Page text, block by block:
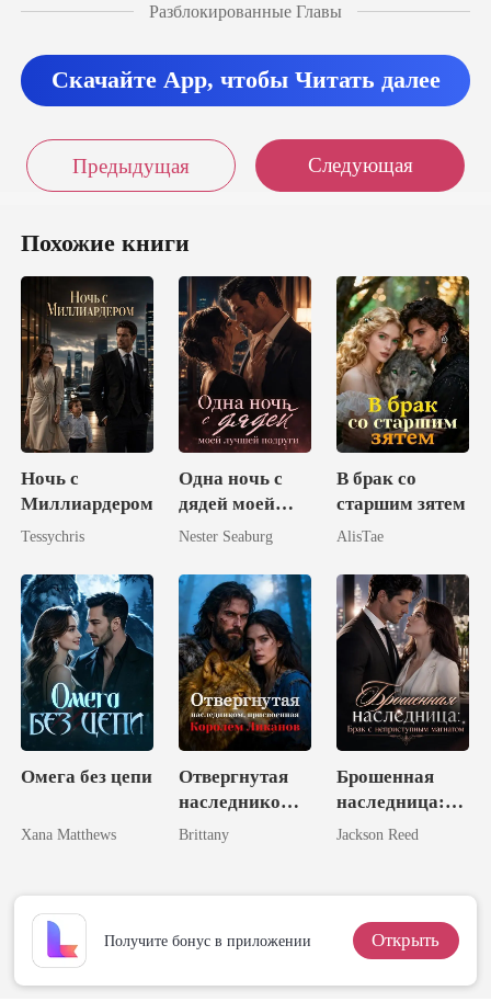
Разблокированные Главы
Скачайте App, чтобы Читать далее
Предыдущая Следующая
Похожие книги
Ночь с
Миллиардером
Tessychris
Одна ночь с
дядей моей
лучшей
Nester Seaburg
В брак со
старшим зятем
AlisTae
Омега без цепи
Xana Matthews
Отвергнутая
наследником,
присвоенная
Brittany
Брошенная
наследница:
Брак с
Jackson Reed
Получите бонус в приложении Открыть